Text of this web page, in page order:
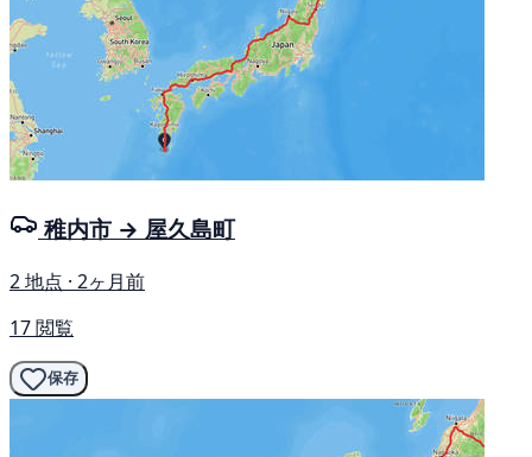
稚内市 → 屋久島町
2 地点 · 2ヶ月前
17 閲覧
保存